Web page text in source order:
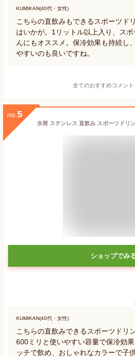
KUMIKAN(40代・女性)
こちらの直飲みもできるスポーツド
はいかが。1リットル以上入り、ス
んにもオススメ。保冷効果も持続し
やすいのも良いですね。
全てのおすすめコメント
no. 5
ショップでみ
KUMIKAN(40代・女性)
こちらの直飲みできるスポーツドリ
600ミリと使いやすい容量で保冷効
ッチで飲め、おしゃれなカラーで子